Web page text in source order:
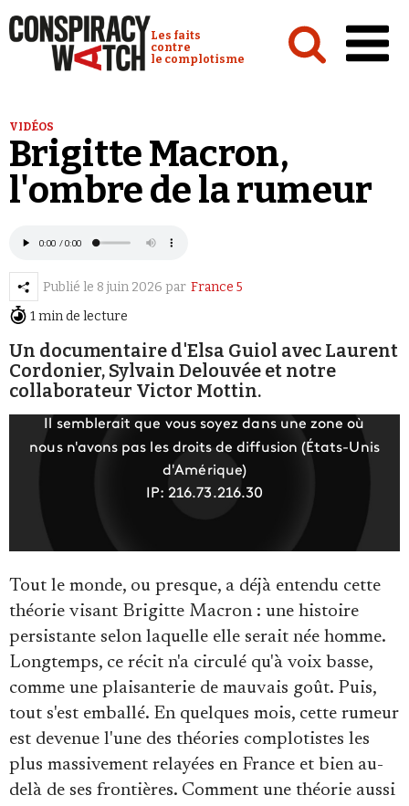
Conspiracy Watch :
Les faits
contre
le complotisme
Analyses
Conspipédia
Émissions
Revues de presse
Newsletter
Demander à Vera
VIDÉOS
Brigitte Macron,
l'ombre de la rumeur
Publié le 8 juin 2026 par France 5
1 min de lecture
Un documentaire d'Elsa Guiol avec Laurent
Cordonier, Sylvain Delouvée et notre
collaborateur Victor Mottin.
Tout le monde, ou presque, a déjà entendu cette
théorie visant Brigitte Macron : une histoire
persistante selon laquelle elle serait née homme.
Longtemps, ce récit n'a circulé qu'à voix basse,
comme une plaisanterie de mauvais goût. Puis,
tout s'est emballé. En quelques mois, cette rumeur
est devenue l'une des théories complotistes les
plus massivement relayées en France et bien au-
delà de ses frontières. Comment une théorie aussi